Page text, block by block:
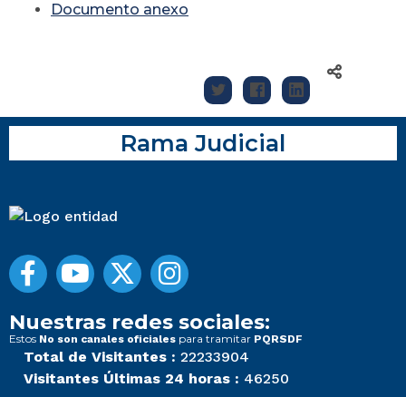
Documento anexo
Rama Judicial
Nuestras redes sociales:
Estos No son canales oficiales para tramitar PQRSDF
Total de Visitantes : 22233904
Visitantes Últimas 24 horas : 46250